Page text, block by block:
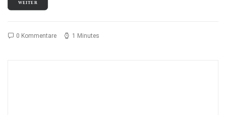
WEITER
0 Kommentare 1 Minutes